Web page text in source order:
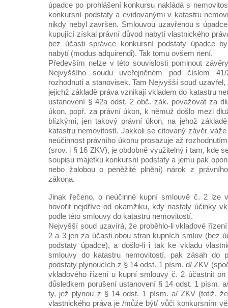
úpadce po prohlášení konkursu nakládá s
konkursní podstaty a evidovanými v katastru
nikdy nebyl završen. Smlouvou uzavřenou s
kupující získal právní důvod nabytí vlastnického
bez účasti správce konkursní podstaty úpadce
nabytí (modus adquirendi). Tak tomu ovšem není.
Především nelze v této souvislosti pominout
Nejvyššího soudu uveřejněném pod číslem
rozhodnutí a stanovisek. Tam Nejvyšší soud
jejichž základě práva vznikají vkladem do katastru
ustanovení § 42a odst. 2 obč. zák. považovat za
úkon, popř. za právní úkon, k němuž došlo mezi
blízkými, jen takový právní úkon, na jehož
katastru nemovitostí. Jakkoli se citovaný závěr
neúčinnost právního úkonu prosazuje až
(srov. i § 16 ZKV), je obdobně využitelný i tam, kde
soupisu majetku konkursní podstaty a jemu pak
nebo žalobou o peněžité plnění) nárok z
zákona.
Jinak řečeno, o neúčinné kupní smlouvě č. 2 lze
hovořit nejdříve od okamžiku, kdy nastaly účinky
podle této smlouvy do katastru nemovitostí.
Nejvyšší soud uzavírá, že proběhlo-li vkladové
2 a 3 jen za účasti obou stran kupních smluv (bez
podstaty úpadce), a došlo-li i tak ke vkladu
smlouvy do katastru nemovitostí, pak zásah do
podstaty plynoucích z § 14 odst. 1 písm. d/ ZKV
vkladového řízení u kupní smlouvy č. 2 účastnit
důsledkem porušení ustanovení § 14 odst. 1 písm.
ty, jež plynou z § 14 odst. 1 písm. a/ ZKV (totiž,
vlastnického práva je /může být/ vůči konkursním